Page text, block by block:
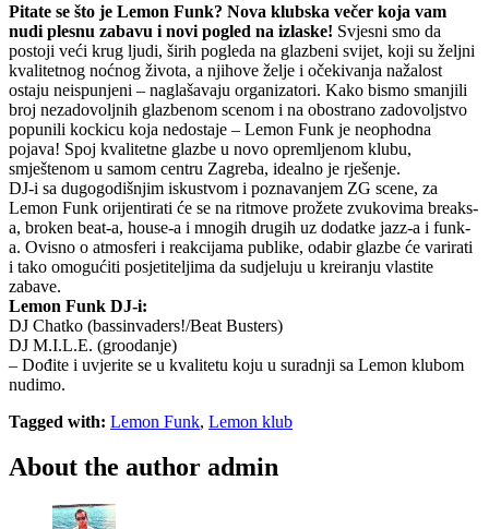
Pitate se što je Lemon Funk? Nova klubska večer koja vam
nudi plesnu zabavu i novi pogled na izlaske! Svjesni smo da
postoji veći krug ljudi, širih pogleda na glazbeni svijet, koji su željni
kvalitetnog noćnog života, a njihove želje i očekivanja nažalost
ostaju neispunjeni – naglašavaju organizatori. Kako bismo smanjili
broj nezadovoljnih glazbenom scenom i na obostrano zadovoljstvo
popunili kockicu koja nedostaje – Lemon Funk je neophodna
pojava! Spoj kvalitetne glazbe u novo opremljenom klubu,
smještenom u samom centru Zagreba, idealno je rješenje.
DJ-i sa dugogodišnjim iskustvom i poznavanjem ZG scene, za
Lemon Funk orijentirati će se na ritmove prožete zvukovima breaks-
a, broken beat-a, house-a i mnogih drugih uz dodatke jazz-a i funk-
a. Ovisno o atmosferi i reakcijama publike, odabir glazbe će varirati
i tako omogućiti posjetiteljima da sudjeluju u kreiranju vlastite
zabave.
Lemon Funk DJ-i:
DJ Chatko (bassinvaders!/Beat Busters)
DJ M.I.L.E. (groodanje)
– Dođite i uvjerite se u kvalitetu koju u suradnji sa Lemon klubom
nudimo.
Tagged with: Lemon Funk, Lemon klub
About the author admin